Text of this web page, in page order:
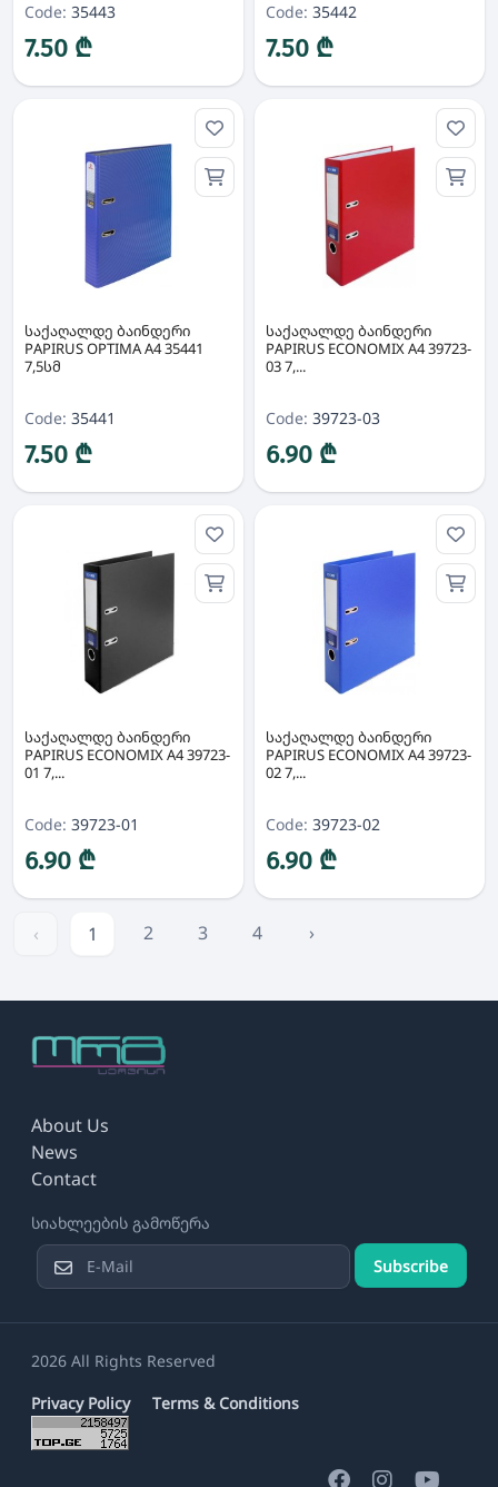
Code: 35443
7.50 ₾
Code: 35442
7.50 ₾
საქაღალდე ბაინდერი
PAPIRUS OPTIMA A4 35441
7,5სმ
Code: 35441
7.50 ₾
საქაღალდე ბაინდერი
PAPIRUS ECONOMIX A4 39723-
03 7,...
Code: 39723-03
6.90 ₾
საქაღალდე ბაინდერი
PAPIRUS ECONOMIX A4 39723-
01 7,...
Code: 39723-01
6.90 ₾
საქაღალდე ბაინდერი
PAPIRUS ECONOMIX A4 39723-
02 7,...
Code: 39723-02
6.90 ₾
‹ 1 2 3 4 ›
About Us
News
Contact
სიახლეების გამოწერა
Subscribe
2026 All Rights Reserved
Privacy Policy
Terms & Conditions